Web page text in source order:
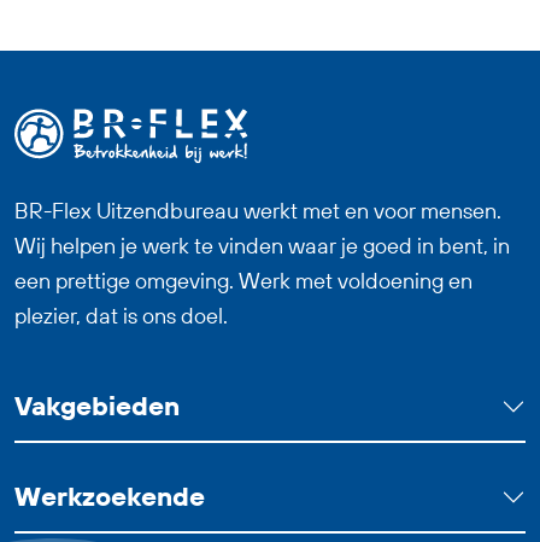
verschillende onderdelen van het
productieproces. Deze baan als
Productiemedewerker Plaatwerk past
goed bij iemand die technisch inzicht
heeft, nauwkeurig werkt en graag
onderdeel wil zijn van een betrokken
BR-Flex Uitzendbureau werkt met en voor mensen.
Wij helpen je werk te vinden waar je goed in bent, in
een prettige omgeving. Werk met voldoening en
plezier, dat is ons doel.
Vakgebieden
Werkzoekende